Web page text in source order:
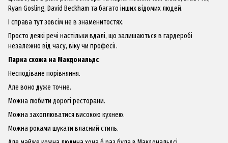
Ryan Gosling, David Beckham та багато інших відомих людей.
І справа тут зовсім не в знаменитостях.
Просто деякі речі настільки вдалі, що залишаються в гардеробі
незалежно від часу, віку чи професії.
Парка схожа на Макдональдс
Несподіване порівняння.
Але воно дуже точне.
Можна любити дорогі ресторани.
Можна захоплюватися високою кухнею.
Можна роками шукати власний стиль.